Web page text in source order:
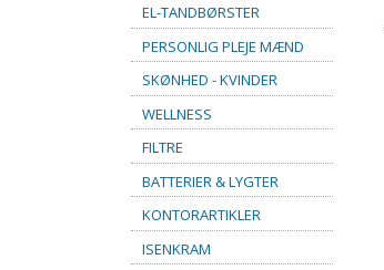
EL-TANDBØRSTER
PERSONLIG PLEJE MÆND
SKØNHED - KVINDER
WELLNESS
FILTRE
BATTERIER & LYGTER
KONTORARTIKLER
ISENKRAM